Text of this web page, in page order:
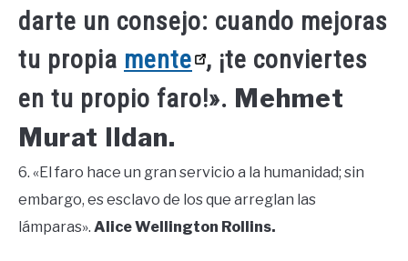
darte un consejo: cuando mejoras
tu propia mente , ¡te conviertes
en tu propio faro!». Mehmet
Murat Ildan.
6. «El faro hace un gran servicio a la humanidad; sin
embargo, es esclavo de los que arreglan las
lámparas». Alice Wellington Rollins.